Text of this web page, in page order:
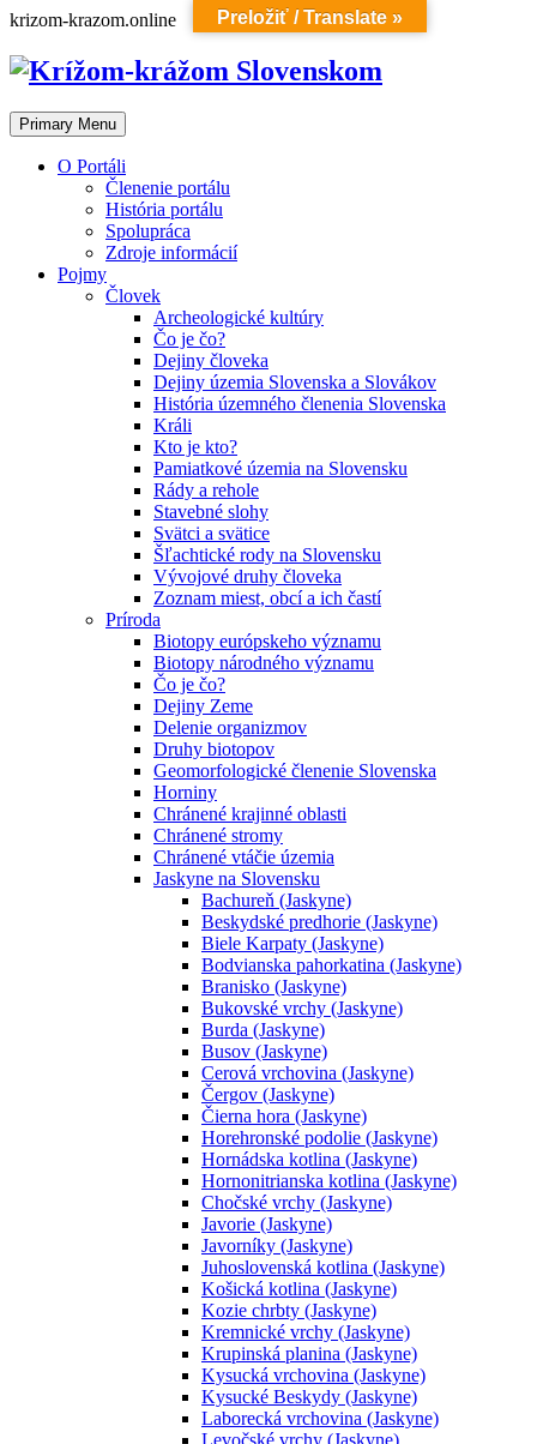
Skip
content
krizom-krazom.online
Primary Menu
O Portáli
Členenie portálu
História portálu
Spolupráca
Zdroje informácií
Pojmy
Človek
Archeologické kultúry
Čo je čo?
Dejiny človeka
Dejiny územia Slovenska a Slovákov
História územného členenia Slovenska
Králi
Kto je kto?
Pamiatkové územia na Slovensku
Rády a rehole
Stavebné slohy
Svätci a svätice
Šľachtické rody na Slovensku
Vývojové druhy človeka
Zoznam miest, obcí a ich častí
Príroda
Biotopy európskeho významu
Biotopy národného významu
Čo je čo?
Dejiny Zeme
Delenie organizmov
Druhy biotopov
Geomorfologické členenie Slovenska
Horniny
Chránené krajinné oblasti
Chránené stromy
Chránené vtáčie územia
Jaskyne na Slovensku
Bachureň (Jaskyne)
Beskydské predhorie (Jaskyne)
Biele Karpaty (Jaskyne)
Bodvianska pahorkatina (Jaskyne)
Branisko (Jaskyne)
Bukovské vrchy (Jaskyne)
Burda (Jaskyne)
Busov (Jaskyne)
Cerová vrchovina (Jaskyne)
Čergov (Jaskyne)
Čierna hora (Jaskyne)
Horehronské podolie (Jaskyne)
Hornádska kotlina (Jaskyne)
Hornonitrianska kotlina (Jaskyne)
Chočské vrchy (Jaskyne)
Javorie (Jaskyne)
Javorníky (Jaskyne)
Juhoslovenská kotlina (Jaskyne)
Košická kotlina (Jaskyne)
Kozie chrbty (Jaskyne)
Kremnické vrchy (Jaskyne)
Krupinská planina (Jaskyne)
Kysucká vrchovina (Jaskyne)
Kysucké Beskydy (Jaskyne)
Laborecká vrchovina (Jaskyne)
Levočské vrchy (Jaskyne)
Preložiť / Translate »